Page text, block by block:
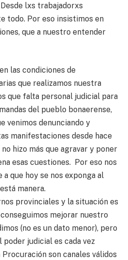
lxs trabajadorxs
todo. Por eso insistimos en
que a nuestro entender
las condiciones de
que realizamos nuestra
que falta personal judicial para
del pueblo bonaerense,
venimos denunciando y
manifestaciones desde hace
hizo más que agravar y poner
esas cuestiones. Por eso nos
que hoy se nos exponga al
manera.
provinciales y la situación es
mejorar nuestro
(no es un dato menor), pero
judicial es cada vez
son canales válidos